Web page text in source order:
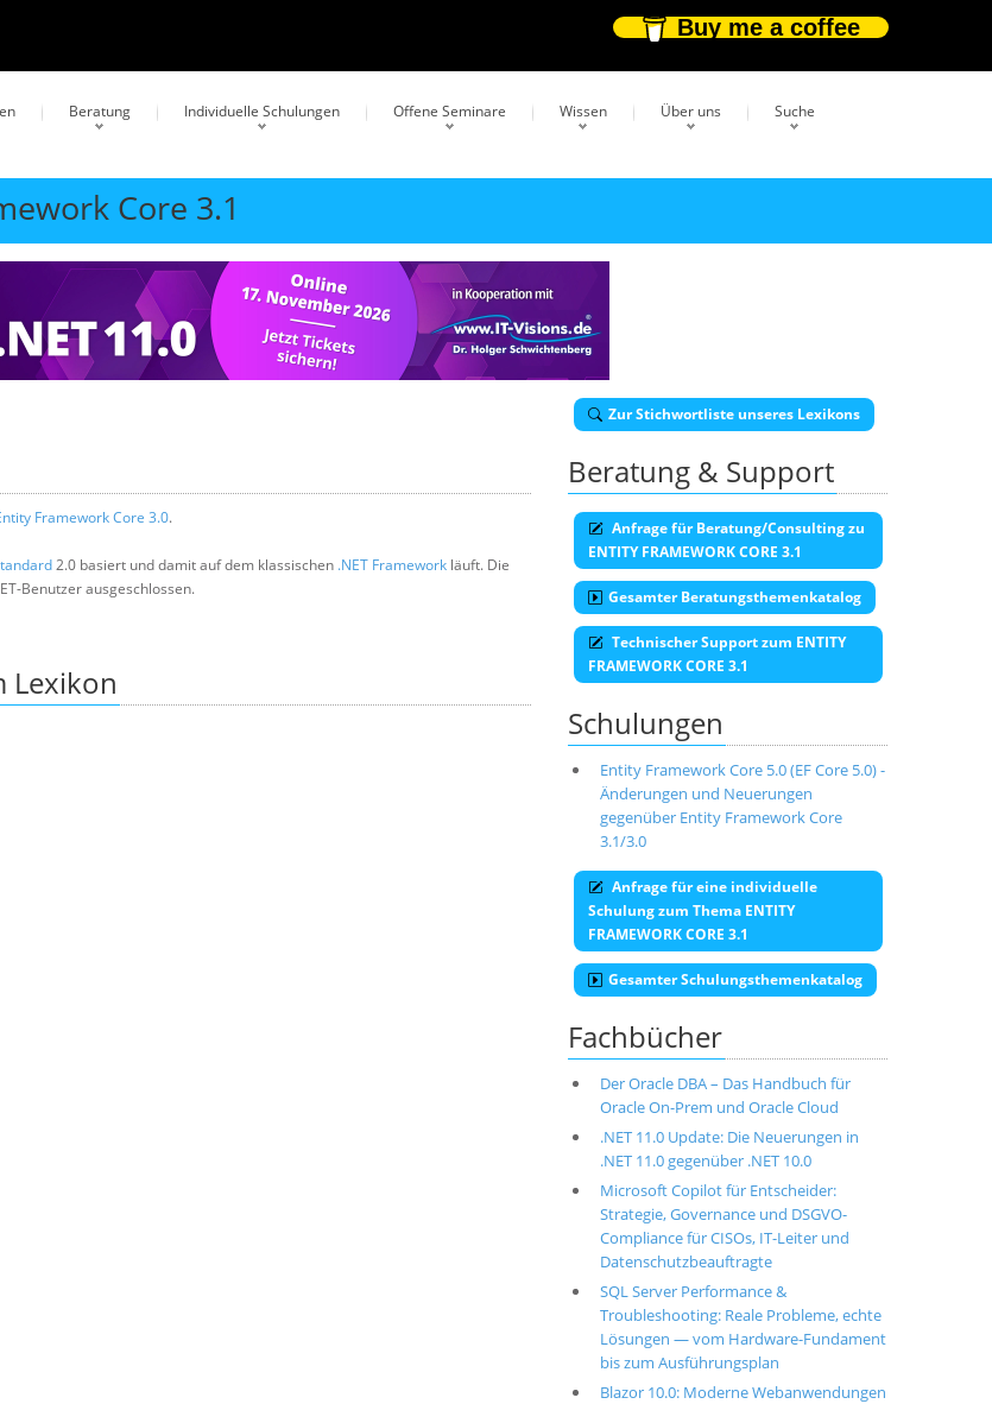
Buy me a coffee
Beratung Individuelle Schulungen Offene Seminare Wissen Über uns Suche
Core 3.1
Zur Stichwortliste unseres Lexikons
Framework Core 3.0.
2.0 basiert und damit auf dem klassischen .NET Framework läuft. Die
Benutzer ausgeschlossen.
Lexikon
Beratung & Support
Anfrage für Beratung/Consulting zu
ENTITY FRAMEWORK CORE 3.1
Gesamter Beratungsthemenkatalog
Technischer Support zum ENTITY
FRAMEWORK CORE 3.1
Schulungen
Entity Framework Core 5.0 (EF Core 5.0) -
Änderungen und Neuerungen
gegenüber Entity Framework Core
3.1/3.0
Anfrage für eine individuelle
Schulung zum Thema ENTITY
FRAMEWORK CORE 3.1
Gesamter Schulungsthemenkatalog
Fachbücher
Der Oracle DBA – Das Handbuch für
Oracle On-Prem und Oracle Cloud
.NET 11.0 Update: Die Neuerungen in
.NET 11.0 gegenüber .NET 10.0
Microsoft Copilot für Entscheider:
Strategie, Governance und DSGVO-
Compliance für CISOs, IT-Leiter und
Datenschutzbeauftragte
SQL Server Performance &
Troubleshooting: Reale Probleme, echte
Lösungen — vom Hardware-Fundament
bis zum Ausführungsplan
Blazor 10.0: Moderne Webanwendungen